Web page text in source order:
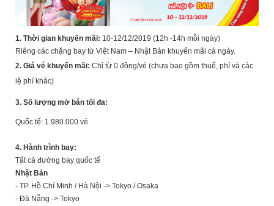
1. Thời gian khuyến mãi: 10-12/12/2019 (12h -14h mỗi ngày)
Riêng các chặng bay từ Việt Nam – Nhật Bản khuyến mãi cả ngày.
2. Giá vé khuyến mãi: Chỉ từ 0 đồng/vé (chưa bao gồm thuế, phí và các
lệ phí khác)
3. Số lượng mở bán tối đa:
Quốc tế: 1.980.000 vé
4. Hành trình bay:
Tất cả đường bay quốc tế
Nhật Bản
- TP. Hồ Chí Minh / Hà Nội -> Tokyo / Osaka
- Đà Nẵng -> Tokyo